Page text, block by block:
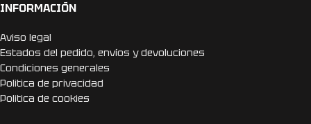
INFORMACIÓN
Aviso legal
Estados del pedido, envíos y devoluciones
Condiciones generales
Politica de privacidad
Politica de cookies